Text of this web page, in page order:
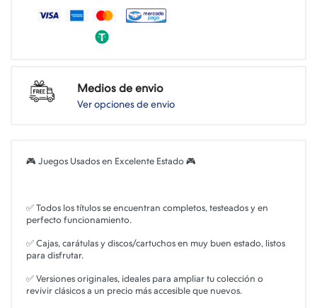
Medios de envio
Ver opciones de envio
🎮 Juegos Usados en Excelente Estado 🎮
✅ Todos los títulos se encuentran completos, testeados y en
perfecto funcionamiento.
✅ Cajas, carátulas y discos/cartuchos en muy buen estado, listos
para disfrutar.
✅ Versiones originales, ideales para ampliar tu colección o
revivir clásicos a un precio más accesible que nuevos.